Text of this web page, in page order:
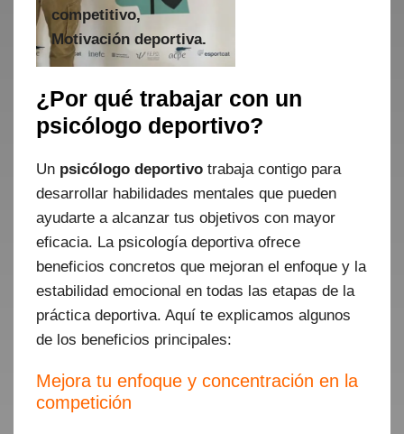
competitivo,
Motivación deportiva.
¿Por qué trabajar con un
psicólogo deportivo?
Un psicólogo deportivo trabaja contigo para
desarrollar habilidades mentales que pueden
ayudarte a alcanzar tus objetivos con mayor
eficacia. La psicología deportiva ofrece
beneficios concretos que mejoran el enfoque y la
estabilidad emocional en todas las etapas de la
práctica deportiva. Aquí te explicamos algunos
de los beneficios principales:
Mejora tu enfoque y concentración en la
competición